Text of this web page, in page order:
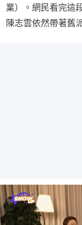
業）。網民看完這
陳志雲依然帶著舊